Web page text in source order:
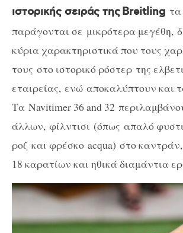
ιστορικής σειράς τηςBreitling τα
παράγονται σε μικρότερα μεγέθη,
κύρια χαρακτηριστικά που τους
τους στο ιστορικό ρόστερ της
εταιρείας, ενώ αποκαλύπτουν και
Τα Navitimer 36 and 32
άλλων, φίλντισι (όπως απαλό
ροζ και φρέσκο acqua) στο
18 καρατίων και ηθικά διαμάντια